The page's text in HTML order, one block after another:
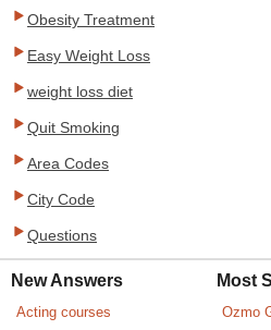
Obesity Treatment
Easy Weight Loss
weight loss diet
Quit Smoking
Area Codes
City Code
Questions
New Answers
Acting courses
Most
Ozmo